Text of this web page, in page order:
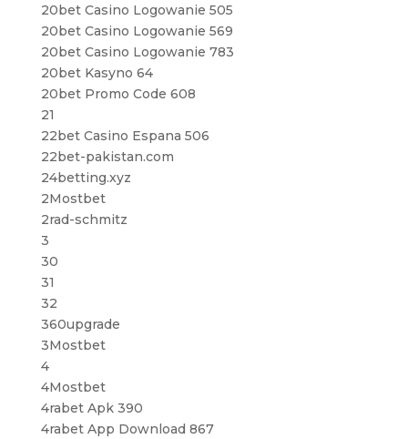
20bet Casino Logowanie 505
20bet Casino Logowanie 569
20bet Casino Logowanie 783
20bet Kasyno 64
20bet Promo Code 608
21
22bet Casino Espana 506
22bet-pakistan.com
24betting.xyz
2Mostbet
2rad-schmitz
3
30
31
32
360upgrade
3Mostbet
4
4Mostbet
4rabet Apk 390
4rabet App Download 867